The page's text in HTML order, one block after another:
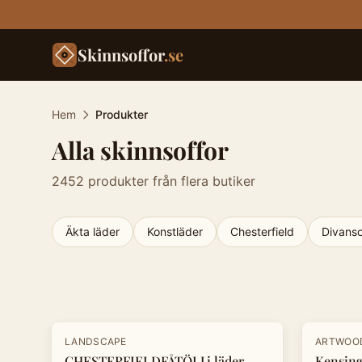
Skinnsoffor.se
Hem Produkter
Alla skinnsoffor
2452 produkter från flera butiker
Äkta läder Konstläder Chesterfield
- 30%
LANDSCAPE -20%